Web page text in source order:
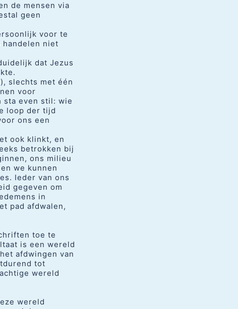
de mensen via
geen
voor te
handelen niet
dat Jezus
slechts met één
voor
sta even stil: wie
loop der tijd
ons een
ook klinkt, en
betrokken bij
ons milieu
we kunnen
Ieder van ons
gegeven om
in
pad afdwalen,
toe te
is een wereld
afdwingen van
tot
wereld
wereld